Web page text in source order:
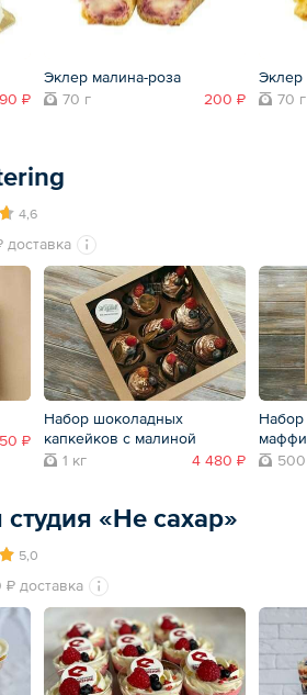
₽
Эклер малина-роза
70 г
200 ₽
Эклер
70 г
4,6
доставка
₽
Набор шоколадных
капкейков с малиной
1 кг
4 480 ₽
500
«Не сахар»
5,0
₽ доставка